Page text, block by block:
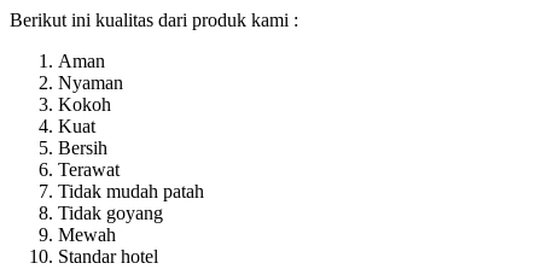
Berikut ini kualitas dari produk kami :
Aman
Nyaman
Kokoh
Kuat
Bersih
Terawat
Tidak mudah patah
Tidak goyang
Mewah
Standar hotel